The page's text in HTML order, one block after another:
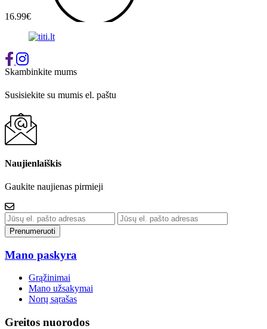
16.99€
Skambinkite mums
Susisiekite su mumis el. paštu
Naujienlaiškis
Gaukite naujienas pirmieji
Prenumeruoti
Mano paskyra
Grąžinimai
Mano užsakymai
Norų sąrašas
Greitos nuorodos